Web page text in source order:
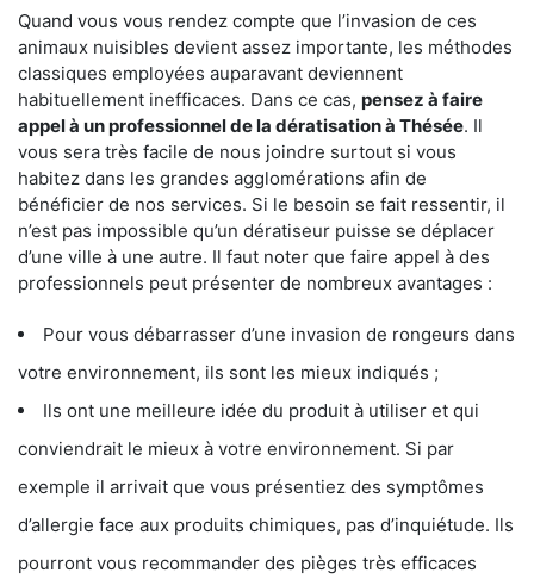
Quand vous vous rendez compte que l’invasion de ces
animaux nuisibles devient assez importante, les méthodes
classiques employées auparavant deviennent
habituellement inefficaces. Dans ce cas, pensez à faire
appel à un professionnel de la dératisation à Thésée. Il
vous sera très facile de nous joindre surtout si vous
habitez dans les grandes agglomérations afin de
bénéficier de nos services. Si le besoin se fait ressentir, il
n’est pas impossible qu’un dératiseur puisse se déplacer
d’une ville à une autre. Il faut noter que faire appel à des
professionnels peut présenter de nombreux avantages :
Pour vous débarrasser d’une invasion de rongeurs dans
votre environnement, ils sont les mieux indiqués ;
Ils ont une meilleure idée du produit à utiliser et qui
conviendrait le mieux à votre environnement. Si par
exemple il arrivait que vous présentiez des symptômes
d’allergie face aux produits chimiques, pas d’inquiétude. Ils
pourront vous recommander des pièges très efficaces